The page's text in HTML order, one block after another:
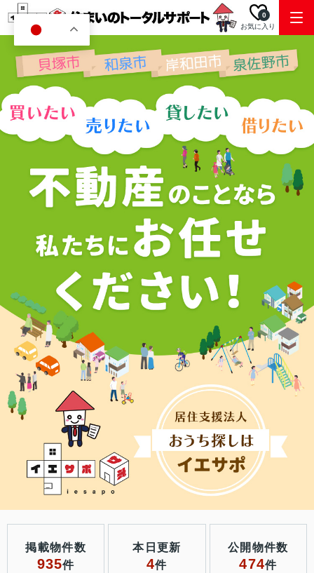
お気に入り
0
掲載物件数
935件
本日更新
4件
公開物件数
474件